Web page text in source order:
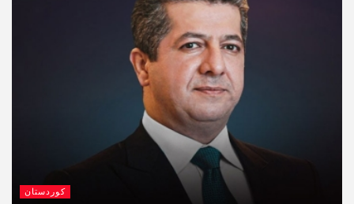
کوردستان